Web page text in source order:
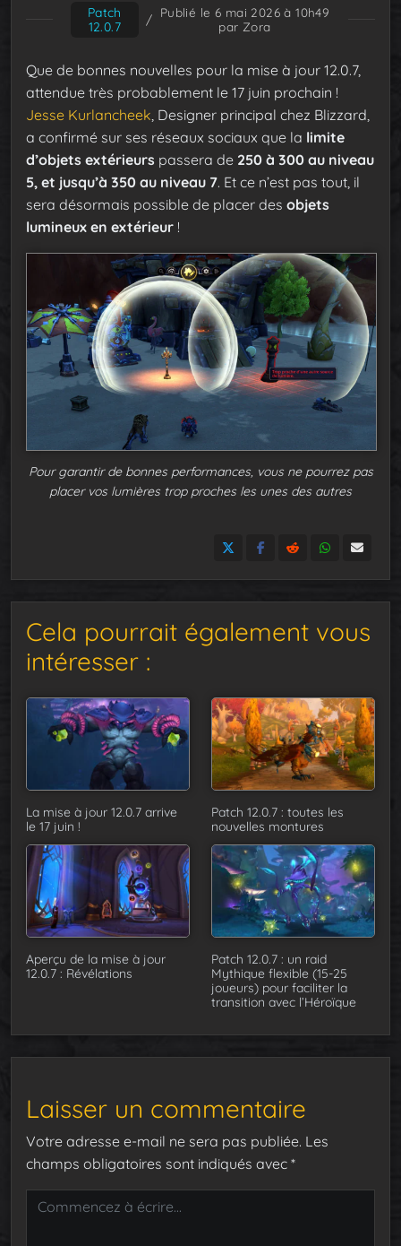
Patch
12.0.7
/ Publié le 6 mai 2026 à 10h49
par Zora
Que de bonnes nouvelles pour la mise à jour 12.0.7,
attendue très probablement le 17 juin prochain !
Jesse Kurlancheek , Designer principal chez Blizzard,
a confirmé sur ses réseaux sociaux que la limite
d’objets extérieurs passera de 250 à 300 au niveau
5, et jusqu’à 350 au niveau 7. Et ce n’est pas tout, il
sera désormais possible de placer des objets
lumineux en extérieur !
Pour garantir de bonnes performances, vous ne pourrez pas
placer vos lumières trop proches les unes des autres
Cela pourrait également vous
intéresser :
La mise à jour 12.0.7 arrive
le 17 juin !
Patch 12.0.7 : toutes les
nouvelles montures
Aperçu de la mise à jour
12.0.7 : Révélations
Patch 12.0.7 : un raid
Mythique flexible (15-25
joueurs) pour faciliter la
transition avec l’Héroïque
Laisser un commentaire
Votre adresse e-mail ne sera pas publiée. Les
champs obligatoires sont indiqués avec *